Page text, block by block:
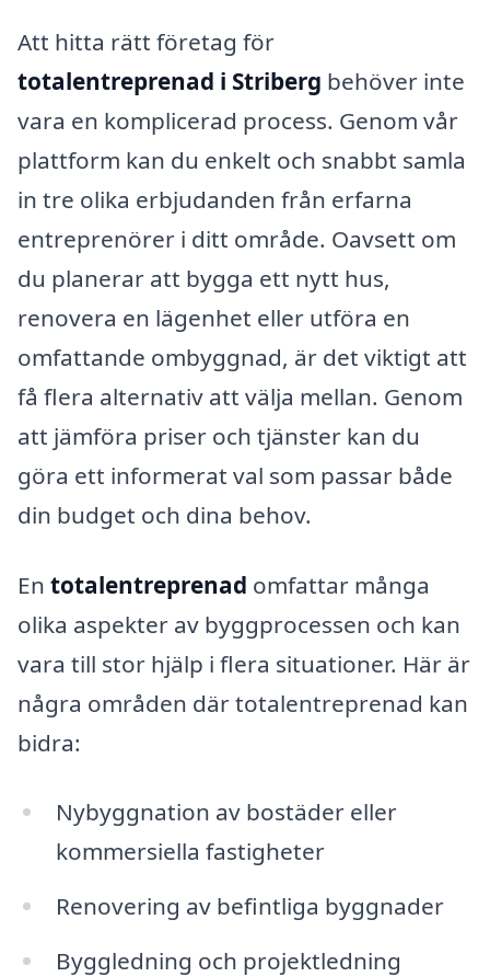
Att hitta rätt företag för
totalentreprenad i Striberg behöver inte
vara en komplicerad process. Genom vår
plattform kan du enkelt och snabbt samla
in tre olika erbjudanden från erfarna
entreprenörer i ditt område. Oavsett om
du planerar att bygga ett nytt hus,
renovera en lägenhet eller utföra en
omfattande ombyggnad, är det viktigt att
få flera alternativ att välja mellan. Genom
att jämföra priser och tjänster kan du
göra ett informerat val som passar både
din budget och dina behov.
En totalentreprenad omfattar många
olika aspekter av byggprocessen och kan
vara till stor hjälp i flera situationer. Här är
några områden där totalentreprenad kan
bidra:
Nybyggnation av bostäder eller
kommersiella fastigheter
Renovering av befintliga byggnader
Byggledning och projektledning